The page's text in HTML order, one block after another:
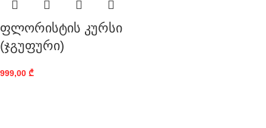
ფლორისტის კურსი
(ჯგუფური)
999,00 ₾